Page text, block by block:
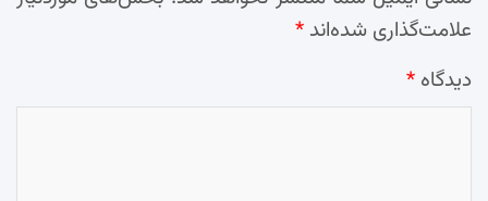
علامت‌گذاری شده‌اند *
دیدگاه *